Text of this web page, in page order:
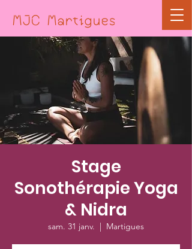
MJC Martigues
Stage
Sonothérapie Yoga
& Nidra
sam. 31 janv.
  |
Martigues